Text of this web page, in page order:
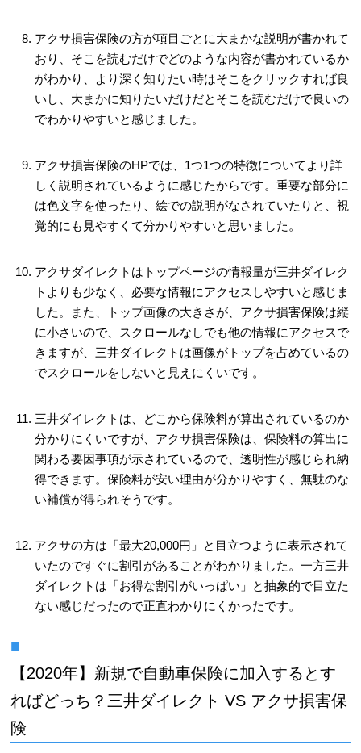
アクサ損害保険の方が項目ごとに大まかな説明が書かれて
おり、そこを読むだけでどのような内容が書かれているか
がわかり、より深く知りたい時はそこをクリックすれば良
いし、大まかに知りたいだけだとそこを読むだけで良いの
でわかりやすいと感じました。
アクサ損害保険のHPでは、1つ1つの特徴についてより詳
しく説明されているように感じたからです。重要な部分に
は色文字を使ったり、絵での説明がなされていたりと、視
覚的にも見やすくて分かりやすいと思いました。
アクサダイレクトはトップページの情報量が三井ダイレク
トよりも少なく、必要な情報にアクセスしやすいと感じま
した。また、トップ画像の大きさが、アクサ損害保険は縦
に小さいので、スクロールなしでも他の情報にアクセスで
きますが、三井ダイレクトは画像がトップを占めているの
でスクロールをしないと見えにくいです。
三井ダイレクトは、どこから保険料が算出されているのか
分かりにくいですが、アクサ損害保険は、保険料の算出に
関わる要因事項が示されているので、透明性が感じられ納
得できます。保険料が安い理由が分かりやすく、無駄のな
い補償が得られそうです。
アクサの方は「最大20,000円」と目立つように表示されて
いたのですぐに割引があることがわかりました。一方三井
ダイレクトは「お得な割引がいっぱい」と抽象的で目立た
ない感じだったので正直わかりにくかったです。
【2020年】新規で自動車保険に加入するとす
ればどっち？三井ダイレクト VS アクサ損害保
険